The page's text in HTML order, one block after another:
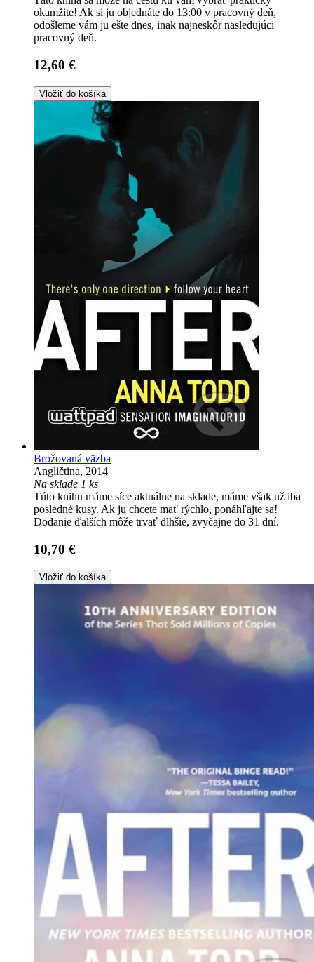
okamžite! Ak si ju objednáte do 13:00 v pracovný deň,
odošleme vám ju ešte dnes, inak najneskôr nasledujúci
pracovný deň.
12,60 €
Vložiť do košíka
Brožovaná väzba
Angličtina, 2014
Na sklade 1 ks
Túto knihu máme síce aktuálne na sklade, máme však už iba
posledné kusy. Ak ju chcete mať rýchlo, ponáhľajte sa!
Dodanie ďalších môže trvať dlhšie, zvyčajne do 31 dní.
10,70 €
Vložiť do košíka